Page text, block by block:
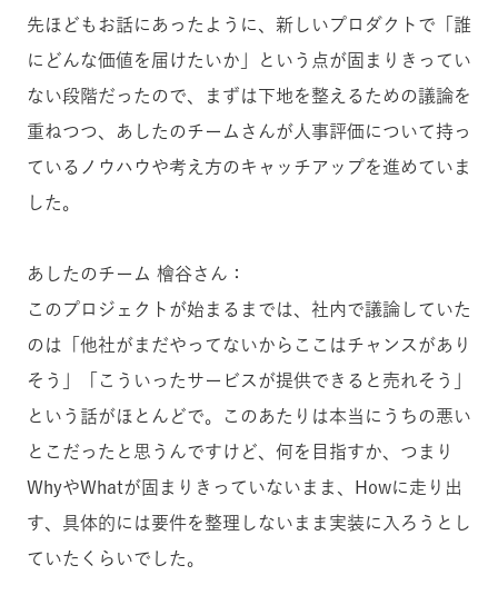
先ほどもお話にあったように、新しいプロダクトで「誰
にどんな価値を届けたいか」という点が固まりきってい
ない段階だったので、まずは下地を整えるための議論を
重ねつつ、あしたのチームさんが人事評価について持っ
ているノウハウや考え方のキャッチアップを進めていま
した。
あしたのチーム 檜谷さん：
このプロジェクトが始まるまでは、社内で議論していた
のは「他社がまだやってないからここはチャンスがあり
そう」「こういったサービスが提供できると売れそう」
という話がほとんどで。このあたりは本当にうちの悪い
とこだったと思うんですけど、何を目指すか、つまり
WhyやWhatが固まりきっていないまま、Howに走り出
す、具体的には要件を整理しないまま実装に入ろうとし
ていたくらいでした。